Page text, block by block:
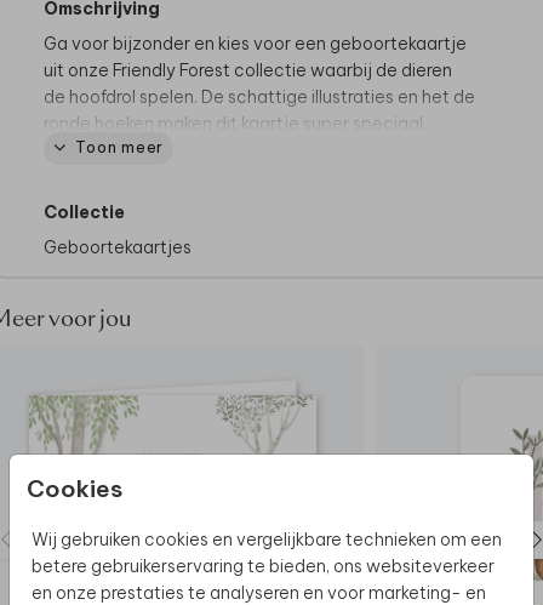
Cookies
Wij gebruiken cookies en vergelijkbare technieken om een
betere gebruikerservaring te bieden, ons websiteverkeer
en onze prestaties te analyseren en voor marketing- en
Omschrijving
Ga voor bijzonder en kies voor een geboortekaartje
uit onze Friendly Forest collectie waarbij de dieren
de hoofdrol spelen. De schattige illustraties en het de
ronde hoeken maken dit kaartje super speciaal.
• Kies bij de papiersoort voor oud-hollands voor een
• Onze makers kiezen voor een zand envelop
envelop dicht te plakken met een
geboortekaartje ook alsgeboortebord
show het ontwerp aan de hele buurt!
Toon meer
Collectie
Geboortekaartjes
voor jou